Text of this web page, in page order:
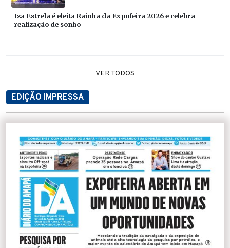
Iza Estrela é eleita Rainha da Expofeira 2026 e celebra
realização de sonho
VER TODOS
EDIÇÃO IMPRESSA